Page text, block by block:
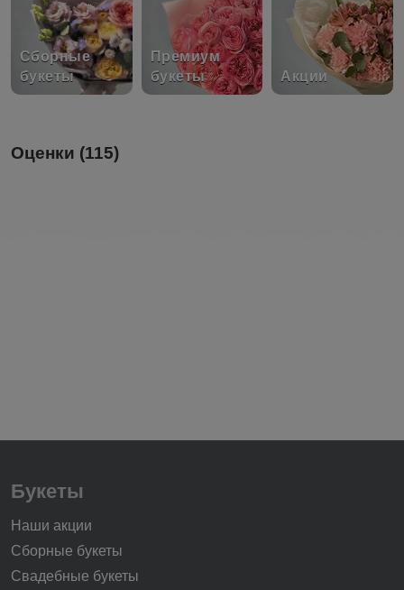
Сборные
букеты
Премиум
букеты
Акции
Оценки (115)
Букеты
Наши акции
Сборные букеты
Свадебные букеты